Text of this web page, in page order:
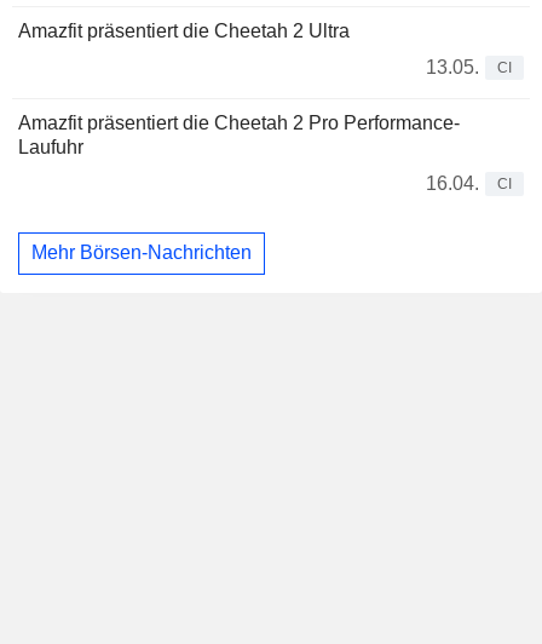
Amazfit präsentiert die Cheetah 2 Ultra
13.05.
CI
Amazfit präsentiert die Cheetah 2 Pro Performance-
Laufuhr
16.04.
CI
Mehr Börsen-Nachrichten